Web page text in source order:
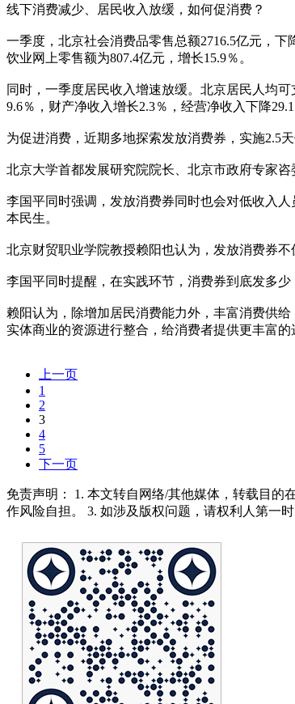
线下消费减少、居民收入放缓，如何促消费？
一季度，北京社会消费品零售总额2716.5亿元，
饮业网上零售额为807.4亿元，增长15.9％。
同时，一季度居民收入增速放缓。北京居民人均
9.6％，财产净收入增长2.3％，经营净收入下降29.1
为促进消费，近期多地探索发放消费券，实施2.5
北京大学首都发展研究院院长、北京市政府专家
李国平同时强调，发放消费券同时也会对低收入
本民生。
北京财贸职业学院教授赖阳也认为，发放消费券
李国平同时提醒，在实践环节，消费券到底发多
赖阳认为，除增加居民消费能力外，丰富消费供
实体商业的资源进行整合，给消费者提供更丰富的
上一页
1
2
3
4
5
下一页
免责声明： 1. 本文转自网络/其他媒体，转载目
作风险自担。 3. 如涉及版权问题，请权利人第一